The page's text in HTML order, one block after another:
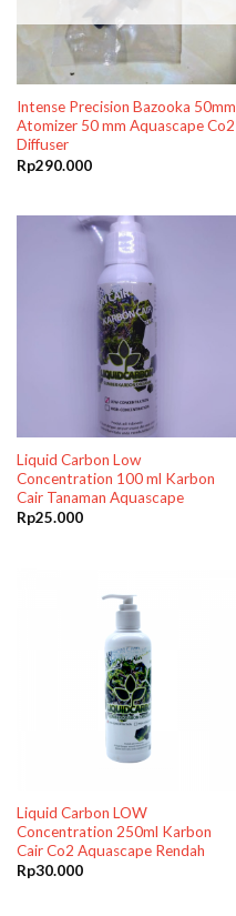
Intense Precision Bazooka 50mm
Atomizer 50 mm Aquascape Co2
Diffuser
Rp290.000
Liquid Carbon Low
Concentration 100 ml Karbon
Cair Tanaman Aquascape
Rp25.000
Liquid Carbon LOW
Concentration 250ml Karbon
Cair Co2 Aquascape Rendah
Rp30.000